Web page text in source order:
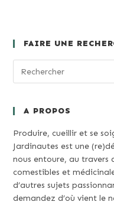
FAIRE UNE
A PROPOS
Produire, cueillir et se
Jardinautes est une
nous entoure, au travers
comestibles et
d’autres sujets
demandez d’où vient le